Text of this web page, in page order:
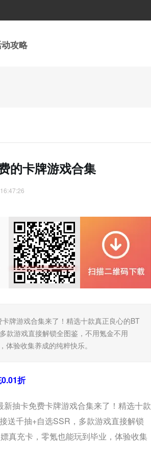
攻略
的卡牌游戏合集
牌游戏合集来了！精选十款真正良心的BT
款游戏直接解锁全图鉴，不用氪金不用
验收集养成的纯粹快乐。
折
抽卡免费卡牌游戏合集来了！精选十款
送千抽+自选SSR，多款游戏直接解锁
真充卡，零氪也能玩到毕业，体验收集